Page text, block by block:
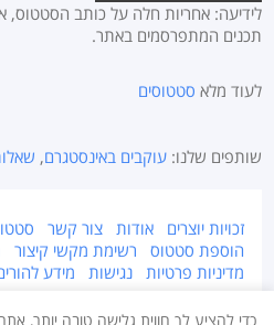
לידיעה: אחריות חלה על כותב הסטטוס,
תכנים המתפרסמים באתר.
לעוד מלא סטטוסים
שותפים שלנו:עוקבים באינסטגרם,
זכויות יוצרים אודות צור קשר
הוספת סטטוס
רשימת מקשי קיצור
מדיניות פרטיות
נגישות מידע
אתר זה מוגן על ידי זכויות יוצרים © 2015-2026 Takestatus.net.
כדי להציע לך חווית גלישה טובה יותר,